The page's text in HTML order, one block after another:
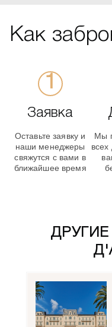
Как
Заявка
Оставьте заявку и
наши менеджеры
свяжутся с вами в
ближайшее время
Мы
всех
ДРУГИЕ